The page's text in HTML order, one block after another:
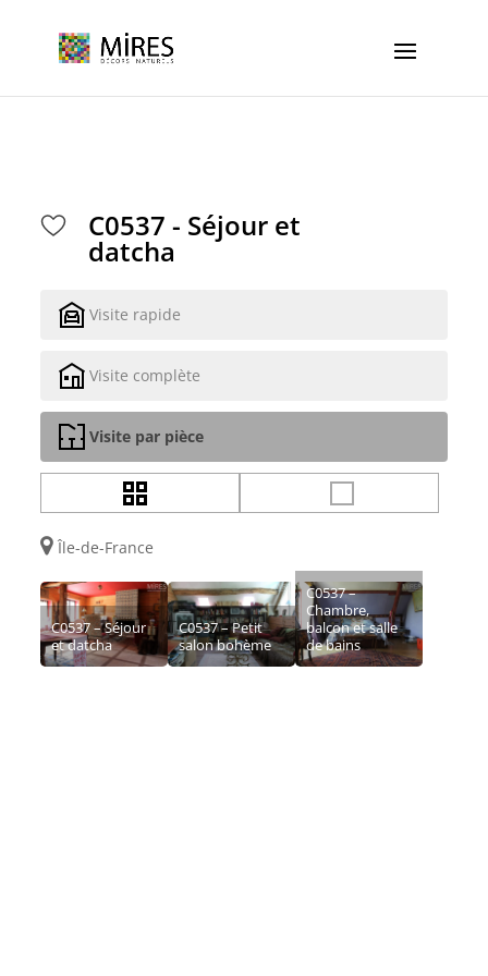
C0537 - Séjour et
datcha
Visite rapide
Visite complète
Visite par pièce
Île-de-France
C0537 – Séjour
et datcha
C0537 – Petit
salon bohème
C0537 –
Chambre,
balcon et salle
de bains